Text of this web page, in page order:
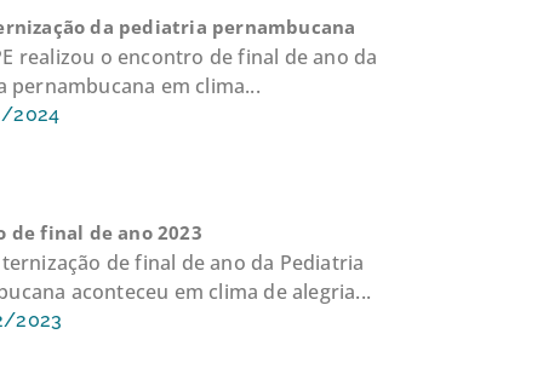
da pediatria pernambucana
realizou o encontro de final de ano da
pernambucana em clima...
2024
de final de ano 2023
de final de ano da Pediatria
aconteceu em clima de alegria...
2023